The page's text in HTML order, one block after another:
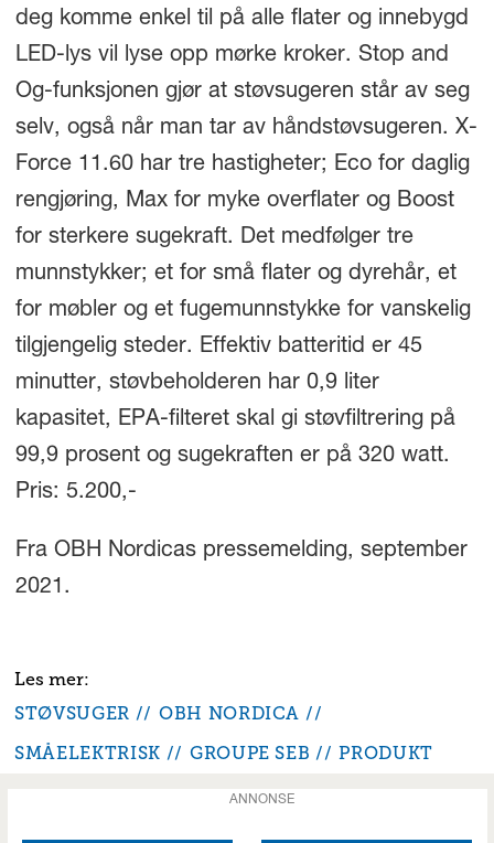
deg komme enkel til på alle flater og innebygd
LED-lys vil lyse opp mørke kroker. Stop and
Og-funksjonen gjør at støvsugeren står av seg
selv, også når man tar av håndstøvsugeren. X-
Force 11.60 har tre hastigheter; Eco for daglig
rengjøring, Max for myke overflater og Boost
for sterkere sugekraft. Det medfølger tre
munnstykker; et for små flater og dyrehår, et
for møbler og et fugemunnstykke for vanskelig
tilgjengelig steder. Effektiv batteritid er 45
minutter, støvbeholderen har 0,9 liter
kapasitet, EPA-filteret skal gi støvfiltrering på
99,9 prosent og sugekraften er på 320 watt.
Pris: 5.200,-
Fra OBH Nordicas pressemelding, september
2021.
STØVSUGER
OBH NORDICA
SMÅELEKTRISK
GROUPE SEB PRODUKT
ANNONSE